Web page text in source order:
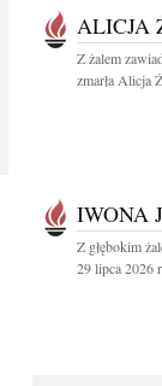
ALICJA
Z żalem
zmarła Alicja
IWONA
Z głębokim
29 lipca 2026